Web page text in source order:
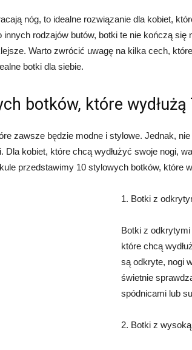
nóg, to idealne rozwiązanie dla kobiet,
innych rodzajów butów, botki te nie kończą
Warto zwrócić uwagę na kilka cech,
botki dla siebie.
botków, które wydłużą
zawsze będzie modne i stylowe. Jednak,
Dla kobiet, które chcą wydłużyć swoje nogi,
przedstawimy 10 stylowych botków, które
1. Botki z
Botki z
które chcą
są odkryte, nogi
świetnie
spódnicami lub
2. Botki z